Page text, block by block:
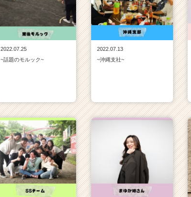
2022.07.25
~話題のモルック~
2022.07.13
~沖縄支社~